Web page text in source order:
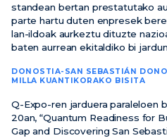
standean bertan prestatutako
parte hartu duten enpresek
lan-ildoak aurkeztu dituzte
baten aurrean ekitaldiko bi
DONOSTIA-SAN SEBASTIÁN
MILLA KUANTIKORAKO BISITA
Q-Expo-ren jarduera paraleloen
20an, “Quantum Readiness for
Gap and Discovering San